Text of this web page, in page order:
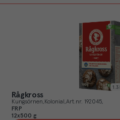
1.3
Rågkross
Kungsörnen Kolonial Art.nr. 192045
FRP
12x500 g